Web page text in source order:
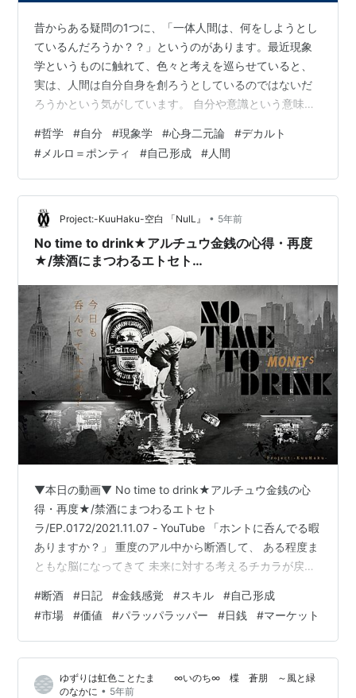
昔からある疑問の1つに、「一体人間は、何をしようとし
ているんだろうか？？」というのがあります。最近現象
学というものに触れて、色々と考えを巡らせていると、
実は、人間は自分自身を創ろうとしているのではないだ
ろうかという気がしています。 自分や意識という意味で
という、デカルトからはじまる心身問題というものがあ
りますが、これは、主体と客体の問題も含んでいて、客
体が主体によって客観的に認識される対象であるという
非対称な関係性を示しています。 一方、メルロ＝ポンテ
ィの身体の現象学では、身体というものが、世界と自分
との関わりにおける主体＝自分の一部としての、…
#哲学 #自分 #現象学 #心身二元論 #デカルト
# メルロ＝ポンティ #自己形成 #人間
Project:-KuuHaku-空白 「NulL』 • 5年前
No time to drink★アルチュウ金銭の心得・再度
★/禁酒にまつわるエトセト
▼本日の動画▼ No time to drink★アルチュウ金銭の心
得・再度★/禁酒にまつわるエトセト
ラ/EP.0172/2021.11.07 - YouTube 「ホントに呑んでる暇
ありますか？」 重度のアル中から断酒して、 ある程度ま
ともな脳になってきて 未来に対する考えるチカラが戻っ
ぎで生活できるか？」 そこで今回は、 例年にもまして拍
車がかかって 日本の政治が楽しい事になってきたので。
耳タコではありますが、 改めてエリートアルチュウの 心
得を確認。①生活の収支表を確認。 生活水準は適正価格
に収まっているか。 ②資産運用の確認。 銀…
#断酒 #日記 #金銭感覚 #スキル #自己形成
#市場 #価値 #パラッパラッパー #日銭 #マーケット
ゆずりは虹色ことたま ∞いのち∞ 楪 蒼朋 ～風と緑
のなかに • 5年前